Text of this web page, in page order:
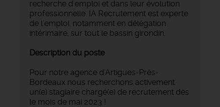
recherche d'emploi et dans leur évolution
professionnelle. IA Recrutement est experte
de l'emploi, notamment en délégation
intérimaire, sur tout le bassin girondin.
Description du poste
Pour notre agence d'Artigues-Près-
Bordeaux nous recherchons activement
un(e) stagiaire chargé(e) de recrutement dès
le mois de mai 2023 !